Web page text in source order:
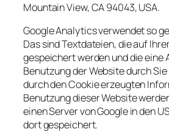
Mountain View, CA 94043, USA.
Google Analytics verwendet so
Das sind Textdateien, die auf
gespeichert werden und die eine
Benutzung der Website durch
durch den Cookie erzeugten
Benutzung dieser Website
einen Server von Google in den
dort gespeichert.